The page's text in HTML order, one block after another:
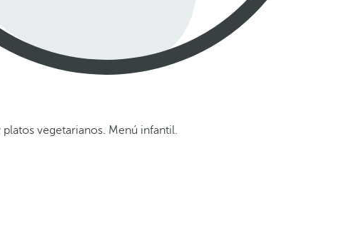
vegetarianos. Menú infantil.